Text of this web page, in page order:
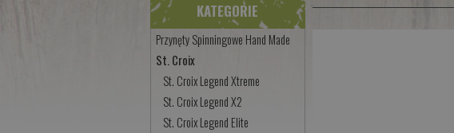
KATEGORIE
Przynęty Spinningowe Hand Made
St. Croix
St. Croix Legend Xtreme
St. Croix Legend X2
St. Croix Legend Elite